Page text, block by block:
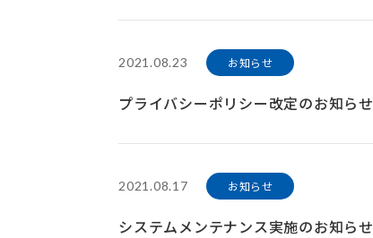
2021.08.23 お知らせ
プライバシーポリシー改定のお知らせ
2021.08.17 お知らせ
システムメンテナンス実施のお知らせ